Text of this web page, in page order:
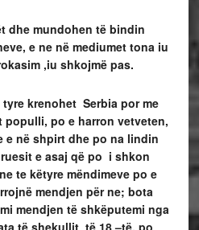
dhe mundohen të bindin
e ne në mediumet tona iu
,iu shkojmë pas.
krenohet Serbia por me
populli, po e harron vetveten,
e në shpirt dhe po na lindin
e asaj që po i shkon
te këtyre mëndimeve po e
mendjen për ne; bota
mendjen të shkëputemi nga